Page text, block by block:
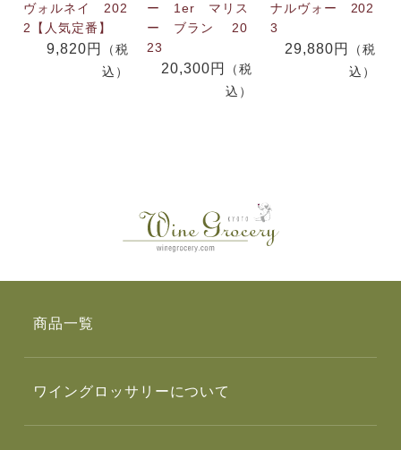
ヴォルネイ 202
2【人気定番】
9,820円
（税
込）
ー 1er マリス
ー ブラン 20
23
20,300円
（税
込）
ナルヴォー 202
3
29,880円
（税
込）
商品一覧
ワイングロッサリーについて